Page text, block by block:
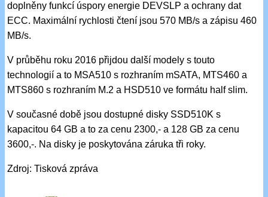
doplněny funkcí úspory energie DEVSLP a ochrany dat
ECC. Maximální rychlosti čtení jsou 570 MB/s a zápisu 460
MB/s.
V průběhu roku 2016 přijdou další modely s touto
technologií a to MSA510 s rozhraním mSATA, MTS460 a
MTS860 s rozhraním M.2 a HSD510 ve formátu half slim.
V současné době jsou dostupné disky SSD510K s
kapacitou 64 GB a to za cenu 2300,- a 128 GB za cenu
3600,-. Na disky je poskytována záruka tři roky.
Zdroj: Tisková zpráva